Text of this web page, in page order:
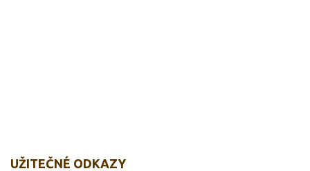
UŽITEČNÉ ODKAZY